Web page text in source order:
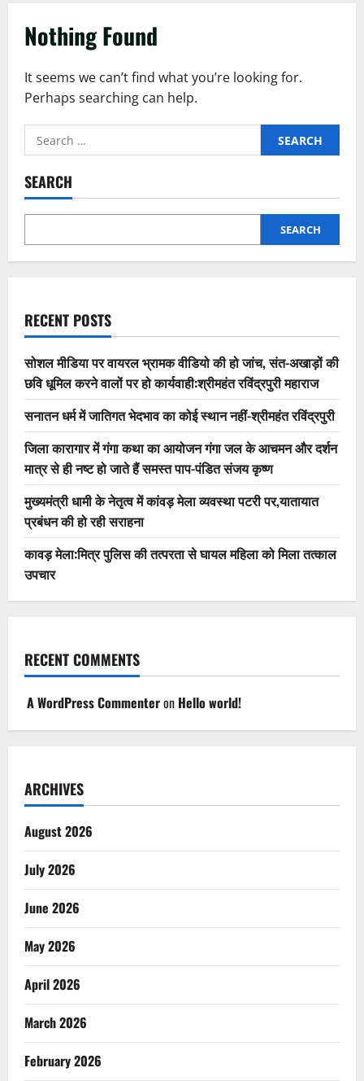
Nothing Found
It seems we can’t find what you’re looking for.
Perhaps searching can help.
Search
for:
SEARCH
SEARCH
RECENT POSTS
सोशल मीडिया पर वायरल भ्रामक वीडियो की हो जांच, संत-अखाड़ों की
छवि धूमिल करने वालों पर हो कार्यवाही:श्रीमहंत रविंद्रपुरी महाराज
सनातन धर्म में जातिगत भेदभाव का कोई स्थान नहीं-श्रीमहंत रविंद्रपुरी
जिला कारागार में गंगा कथा का आयोजन गंगा जल के आचमन और दर्शन
मात्र से ही नष्ट हो जाते हैं समस्त पाप-पंडित संजय कृष्ण
मुख्यमंत्री धामी के नेतृत्व में कांवड़ मेला व्यवस्था पटरी पर,यातायात
प्रबंधन की हो रही सराहना
कावड़ मेला:मित्र पुलिस की तत्परता से घायल महिला को मिला तत्काल
उपचार
RECENT COMMENTS
A WordPress Commenteron Hello world!
ARCHIVES
August 2026
July 2026
June 2026
May 2026
April 2026
March 2026
February 2026